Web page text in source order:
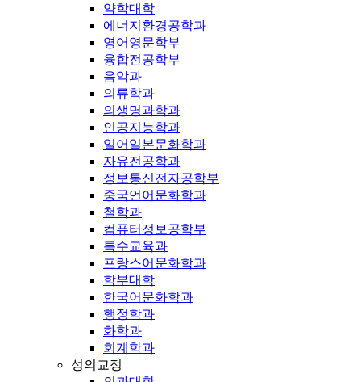
약학대학
에너지환경공학과
영어영문학부
융합전공학부
음악과
의류학과
의생명과학과
인공지능학과
일어일본문화학과
자유전공학과
정보통신전자공학부
중국언어문화학과
철학과
컴퓨터정보공학부
특수교육과
프랑스어문화학과
학부대학
한국어문화학과
행정학과
화학과
회계학과
성의교정